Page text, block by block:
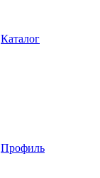
Каталог
Профиль